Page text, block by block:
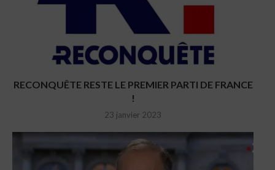
RECONQUÊTE RESTE LE PREMIER PARTI DE FRANCE
!
23 janvier 2023